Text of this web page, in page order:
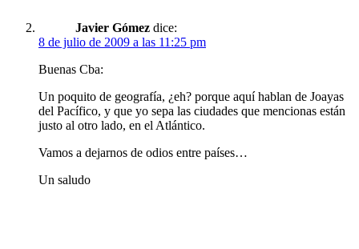
Javier Gómez dice:
8 de julio de 2009 a las 11:25 pm
Buenas Cba:
Un poquito de geografía, ¿eh? porque aquí hablan de Joayas
del Pacífico, y que yo sepa las ciudades que mencionas están
justo al otro lado, en el Atlántico.
Vamos a dejarnos de odios entre países…
Un saludo